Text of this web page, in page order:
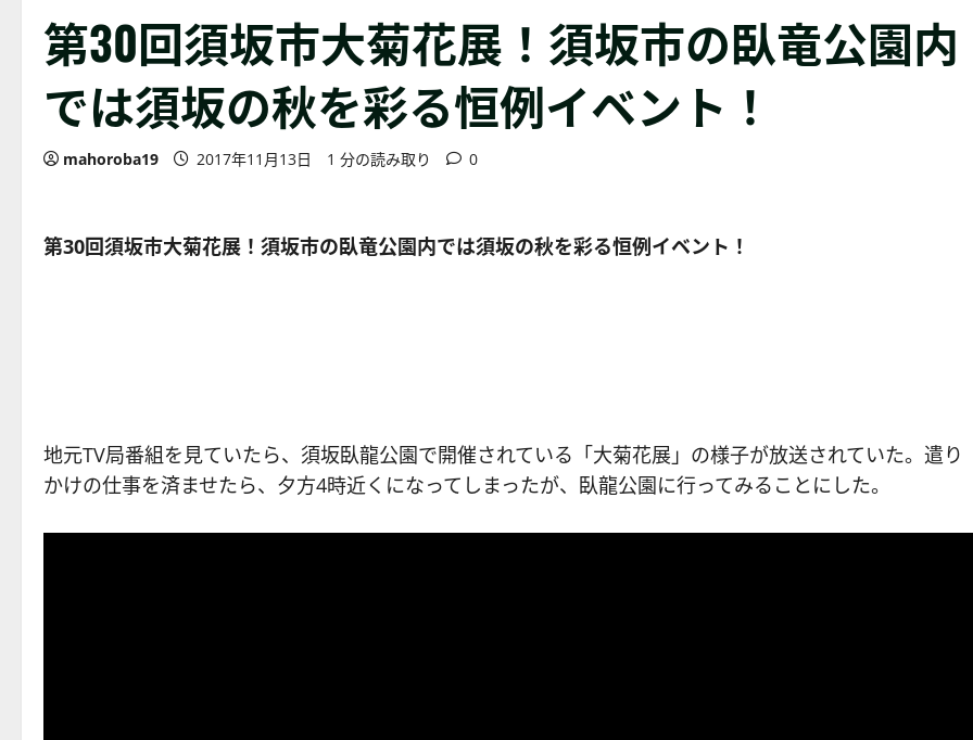
第30回須坂市大菊花展！須坂市の臥竜公園内
では須坂の秋を彩る恒例イベント！
mahoroba19 2017年11月13日 1 分の読み取り 0
第30回須坂市大菊花展！須坂市の臥竜公園内では須坂の秋を彩る恒例イベント！
地元TV局番組を見ていたら、須坂臥龍公園で開催されている「大菊花展」の様子が放送されていた。遣り
かけの仕事を済ませたら、夕方4時近くになってしまったが、臥龍公園に行ってみることにした。